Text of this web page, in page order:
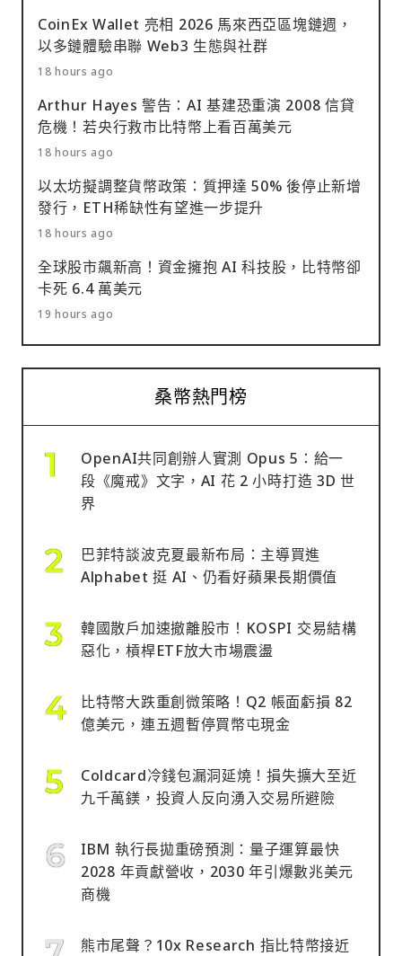
CoinEx Wallet 亮相 2026 馬來西亞區塊鏈週，
以多鏈體驗串聯 Web3 生態與社群
18 hours ago
Arthur Hayes 警告：AI 基建恐重演 2008 信貸
危機！若央行救市比特幣上看百萬美元
18 hours ago
以太坊擬調整貨幣政策：質押達 50% 後停止新增
發行，ETH稀缺性有望進一步提升
18 hours ago
全球股市飆新高！資金擁抱 AI 科技股，比特幣卻
卡死 6.4 萬美元
19 hours ago
桑幣熱門榜
OpenAI共同創辦人實測 Opus 5：給一
段《魔戒》文字，AI 花 2 小時打造 3D 世
界
巴菲特談波克夏最新布局：主導買進
Alphabet 挺 AI、仍看好蘋果長期價值
韓國散戶加速撤離股市！KOSPI 交易結構
惡化，槓桿ETF放大市場震盪
比特幣大跌重創微策略！Q2 帳面虧損 82
億美元，連五週暫停買幣屯現金
Coldcard冷錢包漏洞延燒！損失擴大至近
九千萬鎂，投資人反向湧入交易所避險
IBM 執行長拋重磅預測：量子運算最快
2028 年貢獻營收，2030 年引爆數兆美元
商機
熊市尾聲？10x Research 指比特幣接近